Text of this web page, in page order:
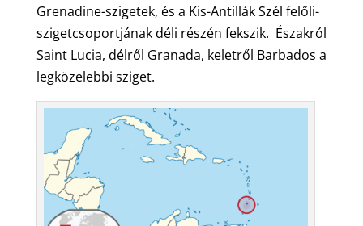
Grenadine-szigetek, és a Kis-Antillák Szél felőli-
szigetcsoportjának déli részén fekszik. Északról
Saint Lucia, délről Granada, keletről Barbados a
legközelebbi sziget.